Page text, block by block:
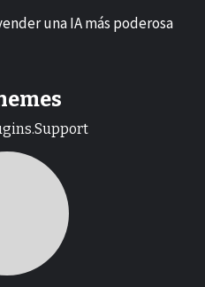
una IA más poderosa